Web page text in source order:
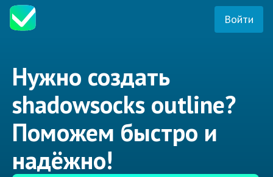
Войти
Нужно создать
shadowsocks outline?
Поможем быстро и
надёжно!